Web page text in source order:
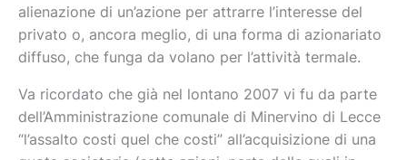
alienazione di un’azione per attrarre l’interesse del
privato o, ancora meglio, di una forma di azionariato
diffuso, che funga da volano per l’attività termale.
Va ricordato che già nel lontano 2007 vi fu da parte
dell’Amministrazione comunale di Minervino di Lecce
“l’assalto costi quel che costi” all’acquisizione di una